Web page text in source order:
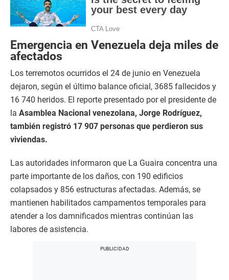
Emergencia en Venezuela deja miles de
afectados
Los terremotos ocurridos el 24 de junio en Venezuela
dejaron, según el último balance oficial, 3685 fallecidos y
16 740 heridos. El reporte presentado por el presidente de
la Asamblea Nacional venezolana, Jorge Rodríguez,
también registró 17 907 personas que perdieron sus
viviendas.
Las autoridades informaron que La Guaira concentra una
parte importante de los daños, con 190 edificios
colapsados y 856 estructuras afectadas. Además, se
mantienen habilitados campamentos temporales para
atender a los damnificados mientras continúan las
labores de asistencia.